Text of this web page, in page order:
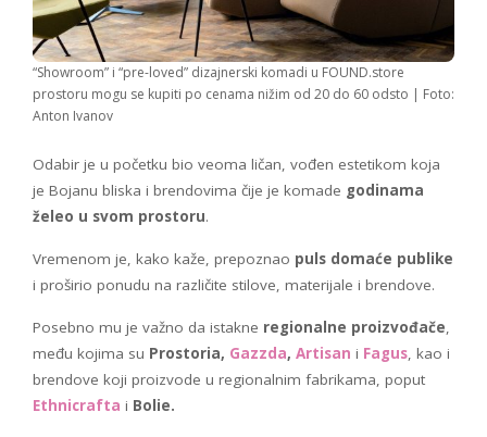
“Showroom” i “pre-loved” dizajnerski komadi u FOUND.store
prostoru mogu se kupiti po cenama nižim od 20 do 60 odsto | Foto:
Anton Ivanov
Odabir je u početku bio veoma ličan, vođen estetikom koja
je Bojanu bliska i brendovima čije je komade godinama
želeo u svom prostoru.
Vremenom je, kako kaže, prepoznao puls domaće publike
i proširio ponudu na različite stilove, materijale i brendove.
Posebno mu je važno da istakne regionalne proizvođače,
među kojima su Prostoria, Gazzda, Artisan i Fagus, kao i
brendove koji proizvode u regionalnim fabrikama, poput
Ethnicrafta i Bolie.